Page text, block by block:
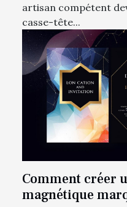
artisan compétent
casse-tête...
Comment créer
magnétique